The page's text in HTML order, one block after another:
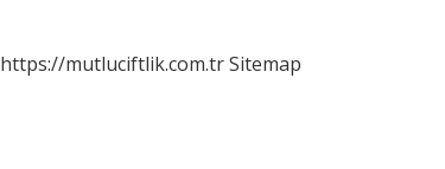
https://mutluciftlik.com.trSitemap